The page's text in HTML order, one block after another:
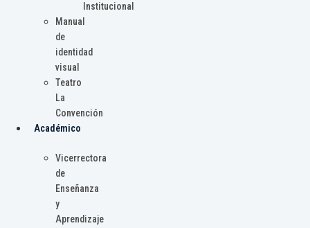
Institucional
Manual
de
identidad
visual
Teatro
La
Convención
Académico
Vicerrectora
de
Enseñanza
y
Aprendizaje